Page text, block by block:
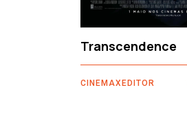
Transcendence
CINEMAXEDITOR